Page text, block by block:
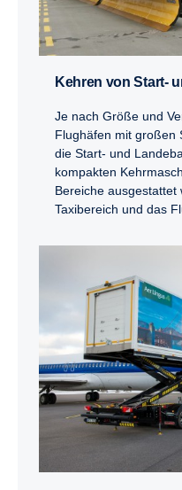
Kehren von Start-
Je nach Größe und
Flughäfen mit großen
die Start- und
kompakten
Bereiche ausgestattet
Taxibereich und das